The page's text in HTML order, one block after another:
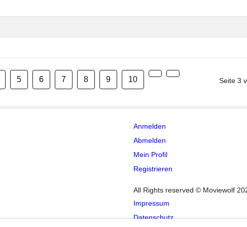
Seite 3
5 6 7 8 9 10
Anmelden
Abmelden
Mein Profil
Registrieren
All Rights reserved © Moviewolf
Impressum
Datenschutz